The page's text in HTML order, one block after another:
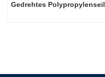
Gedrehtes Polypropylenseil